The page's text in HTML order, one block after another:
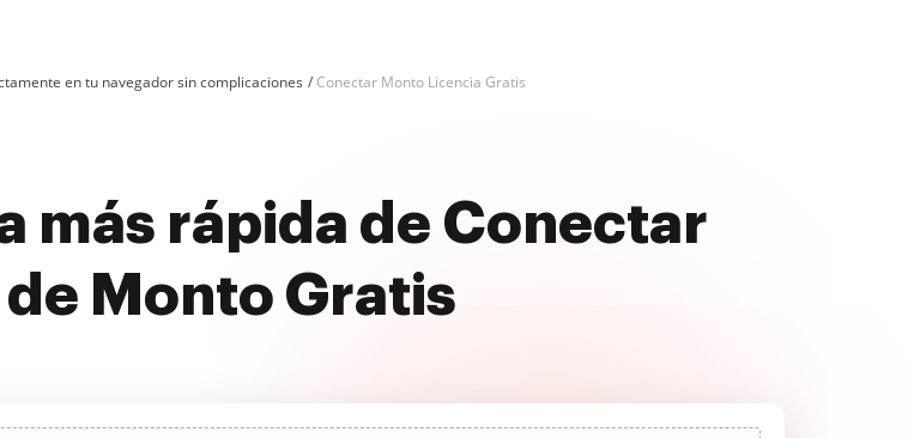
en tu navegador sin complicaciones Conectar Monto Licencia Gratis
más rápida de Conectar
de Monto Gratis